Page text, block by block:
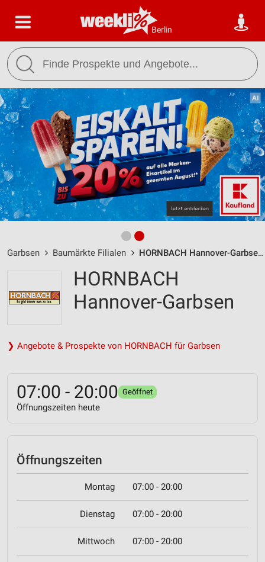
Berlin
Garbsen Baumärkte Filialen HORNBACH Hannover-Garbsen / Langenhagenerstraße 1 - Öffnungszeiten & Adresse
HORNBACH
Hannover-Garbsen
❯ Angebote & Prospekte von HORNBACH für Garbsen
07:00 - 20:00 Geöffnet
Öffnungszeiten heute
Öffnungszeiten
Montag 07:00 - 20:00
Dienstag 07:00 - 20:00
Mittwoch 07:00 - 20:00